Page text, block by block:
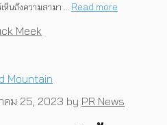
นถึงความสามา … Read more
Meek
คม 25, 2023 by PR News